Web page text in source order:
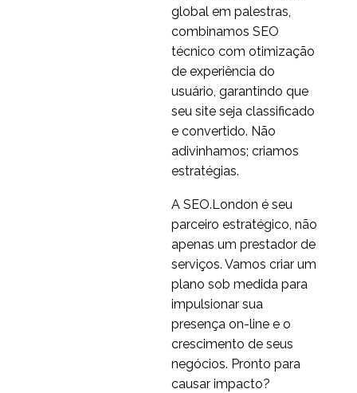
global em palestras,
combinamos SEO
técnico com otimização
de experiência do
usuário, garantindo que
seu site seja classificado
e convertido. Não
adivinhamos; criamos
estratégias.
A SEO.London é seu
parceiro estratégico, não
apenas um prestador de
serviços. Vamos criar um
plano sob medida para
impulsionar sua
presença on-line e o
crescimento de seus
negócios. Pronto para
causar impacto?